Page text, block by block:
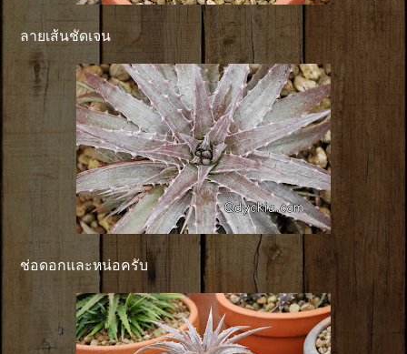
ลายเส้นชัดเจน
ช่อดอกและหน่อครับ